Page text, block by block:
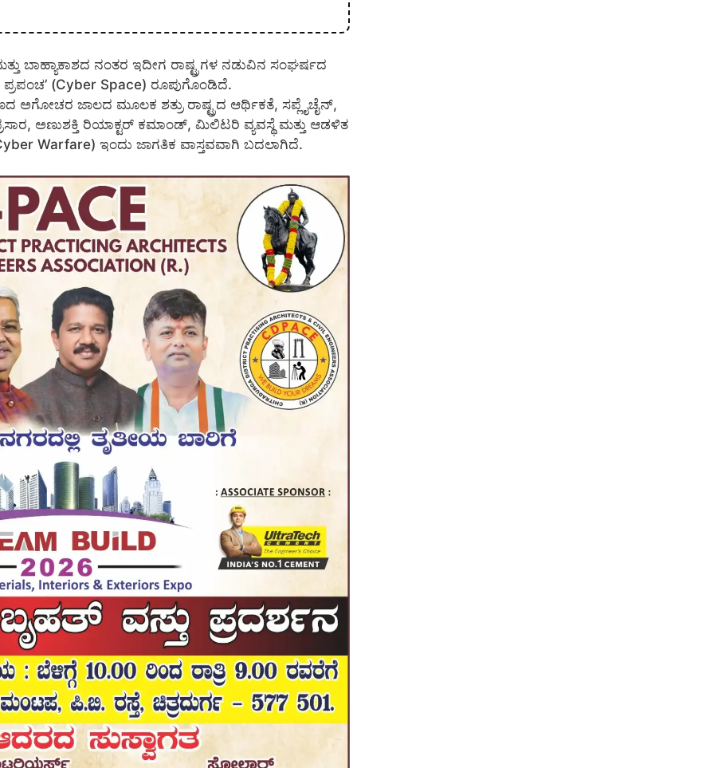
ಬಾಹ್ಯಾಕಾಶದ ನಂತರ ಇದೀಗ ರಾಷ್ಟ್ರಗಳ ನಡುವಿನ ಸಂಘರ್ಷದ
(Cyber Space) ರೂಪುಗೊಂಡಿದೆ.
ಅಗೋಚರ ಜಾಲದ ಮೂಲಕ ಶತ್ರು ರಾಷ್ಟ್ರದ ಆರ್ಥಿಕತೆ, ಸಪ್ಲೈಚೈನ್,
ಅಣುಶಕ್ತಿ ರಿಯಾಕ್ಟರ್ ಕಮಾಂಡ್, ಮಿಲಿಟರಿ ವ್ಯವಸ್ಥೆ ಮತ್ತು ಆಡಳಿತ
Warfare) ಇಂದು ಜಾಗತಿಕ ವಾಸ್ತವವಾಗಿ ಬದಲಾಗಿದೆ.